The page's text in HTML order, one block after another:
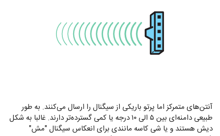
آنتن‌های متمرکز اما پرتو باریکی از سیگنال را ارسال می‌کنند. به طور
طبیعی دامنه‌ای بین ۵ الی ۱۰ درجه یا کمی گسترده‌تر دارند. غالبا به شکل
دیش‌ هستند و یا شی کاسه مانندی برای انعکاس سیگنال "مش"